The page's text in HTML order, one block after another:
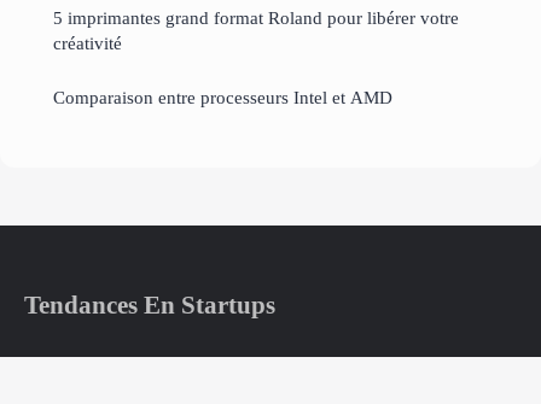
5 imprimantes grand format Roland pour libérer votre
créativité
Comparaison entre processeurs Intel et AMD
Tendances En Startups